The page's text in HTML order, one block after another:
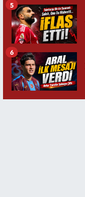
5
6